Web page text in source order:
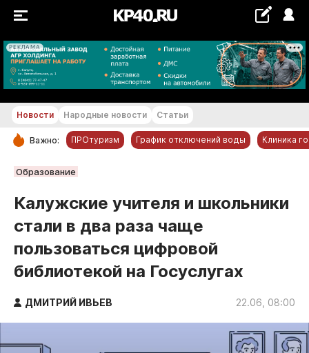
РЕКЛАМА
+19...+20 °С
РУБРИКИ
Новости компаний
Статьи
Народные новости
Авто и транспорт
Благоустройство
Новости Народные новости Статьи
Важно: ПРОтуризм График отключений воды Клиника
Образование
Калужские учителя и школьники
стали в два раза чаще
пользоваться цифровой
библиотекой на Госуслугах
ДМИТРИЙ ИВЬЕВ 22.06, 08:00